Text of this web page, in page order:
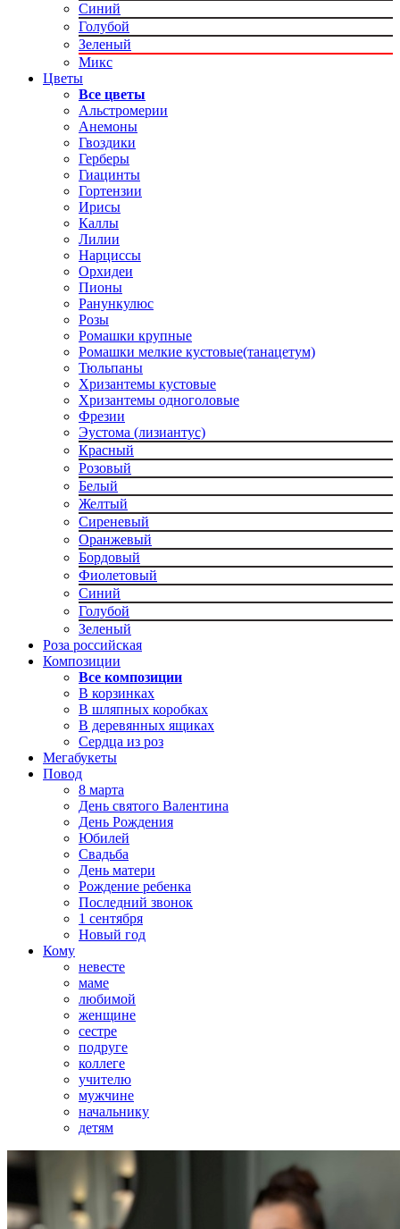
Синий
Голубой
Зеленый
Микс
Цветы
Все цветы
Альстромерии
Анемоны
Гвоздики
Герберы
Гиацинты
Гортензии
Ирисы
Каллы
Лилии
Нарциссы
Орхидеи
Пионы
Ранункулюс
Розы
Ромашки крупные
Ромашки мелкие кустовые(танацетум)
Тюльпаны
Хризантемы кустовые
Хризантемы одноголовые
Фрезии
Эустома (лизиантус)
Красный
Розовый
Белый
Желтый
Сиреневый
Оранжевый
Бордовый
Фиолетовый
Синий
Голубой
Зеленый
Роза российская
Композиции
Все композиции
В корзинках
В шляпных коробках
В деревянных ящиках
Сердца из роз
Мегабукеты
Повод
8 марта
День святого Валентина
День Рождения
Юбилей
Свадьба
День матери
Рождение ребенка
Последний звонок
1 сентября
Новый год
Кому
невесте
маме
любимой
женщине
сестре
подруге
коллеге
учителю
мужчине
начальнику
детям